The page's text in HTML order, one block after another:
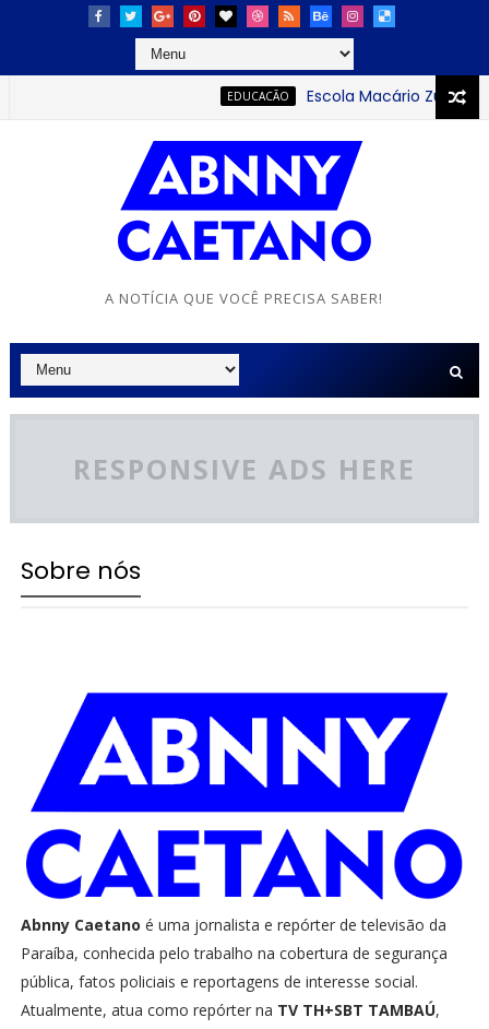
EDUCACÃO Escola Macário Zulmiro se
A NOTÍCIA QUE VOCÊ PRECISA SABER!
RESPONSIVE ADS HERE
Sobre nós
Abnny Caetano é uma jornalista e repórter de televisão da
Paraíba, conhecida pelo trabalho na cobertura de segurança
pública, fatos policiais e reportagens de interesse social.
Atualmente, atua como repórter na TV TH+SBT TAMBAÚ,